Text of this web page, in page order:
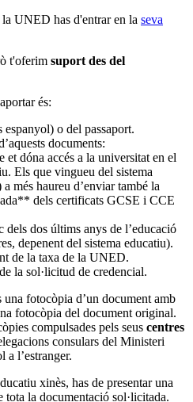
UNED has d'entrar en la seva
t'oferim suport des del
és:
o del passaport.
documents:
dóna accés a la universitat en el
Els que vingueu del sistema
més haureu d’enviar també la
dels certificats GCSE i CCE
dels dos últims anys de l’educació
depenent del sistema educatiu).
de la taxa de la UNED.
la sol·licitud de credencial.
fotocòpia d’un document amb
fotocòpia del document original.
compulsades pels seus centres
consulars del Ministeri
a l’estranger.
xinès, has de presentar una
tota la documentació sol·licitada.